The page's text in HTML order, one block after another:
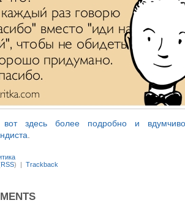
вот здесь более подробно и
RSS) | Trackback